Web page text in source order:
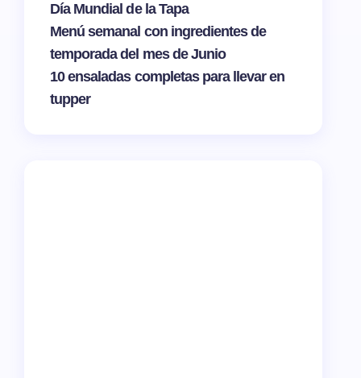
Día Mundial de la Tapa
Menú semanal con ingredientes de
temporada del mes de Junio
10 ensaladas completas para llevar en
tupper